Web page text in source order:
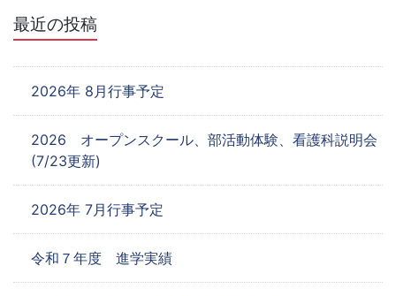
ン
最近の投稿
2026年 8月行事予定
2026 オープンスクール、部活動体験、看護科説明会
(7/23更新)
2026年 7月行事予定
令和７年度 進学実績